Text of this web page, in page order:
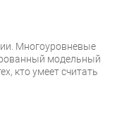
Многоуровневые
модельный
кто умеет считать